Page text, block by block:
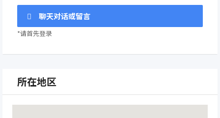
聊天对话或留言
*请首先登录
所在地区